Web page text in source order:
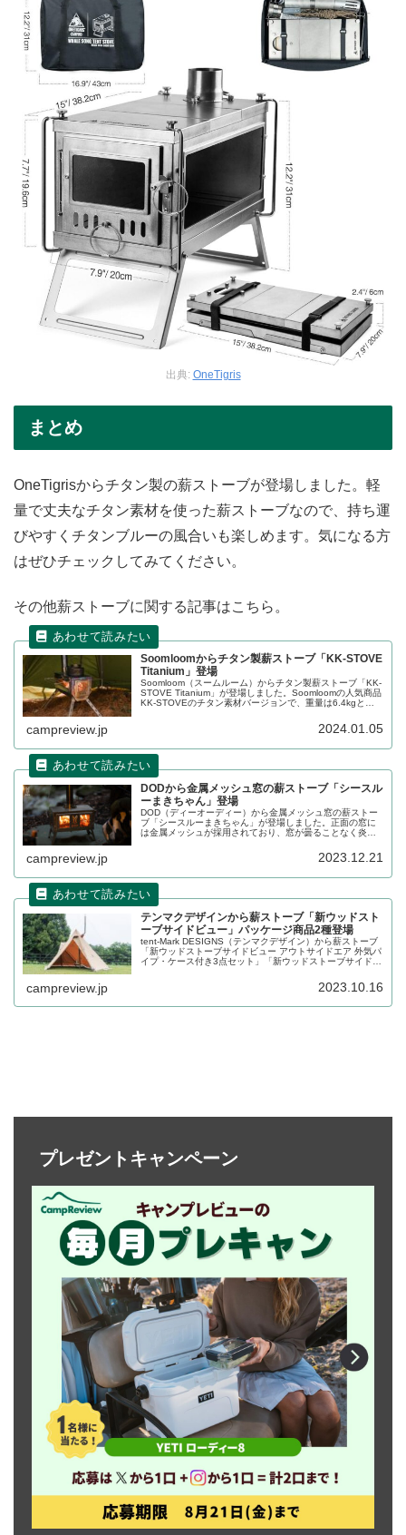
出典: OneTigris
まとめ
OneTigrisからチタン製の薪ストーブが登場しました。軽
量で丈夫なチタン素材を使った薪ストーブなので、持ち運
びやすくチタンブルーの風合いも楽しめます。気になる方
はぜひチェックしてみてください。
その他薪ストーブに関する記事はこちら。
Soomloomからチタン製薪ストーブ「KK-STOVE
Titanium」登場
Soomloom（スームルーム）からチタン製薪ストーブ「KK-
STOVE Titanium」が登場しました。Soomloomの人気商品
KK-STOVEのチタン素材バージョンで、重量は6.4kgとな
campreview.jp 2024.01.05
DODから金属メッシュ窓の薪ストーブ「シースル
ーまきちゃん」登場
DOD（ディーオーディー）から金属メッシュ窓の薪ストー
ブ「シースルーまきちゃん」が登場しました。正面の窓に
は金属メッシュが採用されており、窓が曇ることなく炎が
造に仕上げられています。詳細をレビューします。
campreview.jp 2023.12.21
テンマクデザインから薪ストーブ「新ウッドスト
ーブサイドビュー」パッケージ商品2種登場
tent-Mark DESIGNS（テンマクデザイン）から薪ストーブ
「新ウッドストーブサイドビュー アウトサイドエア 外気パ
イプ・ケース付き3点セット」「新ウッドストーブサイドビ
調理も可能な携帯薪ストーブのパッケージ商品が2種類発売
campreview.jp 2023.10.16
プレゼントキャンペーン